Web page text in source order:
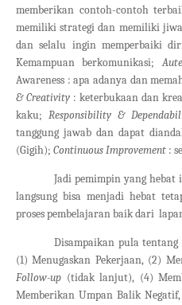
memberikan contoh-contoh
memiliki strategi dan memiliki
dan selalu ingin memperbaiki
Kemampuan berkomunikasi;
Awareness : apa adanya dan
& Creativity : keterbukaan dan
kaku; Responsibility &
tanggung jawab dan dapat
(Gigih); Continuous Improvement :
Jadi pemimpin yang
langsung bisa menjadi hebat
proses pembelajaran baik dari
Disampaikan pula
(1) Menugaskan Pekerjaan, (2)
Follow-up (tidak lanjut), (4)
Memberikan Umpan Balik